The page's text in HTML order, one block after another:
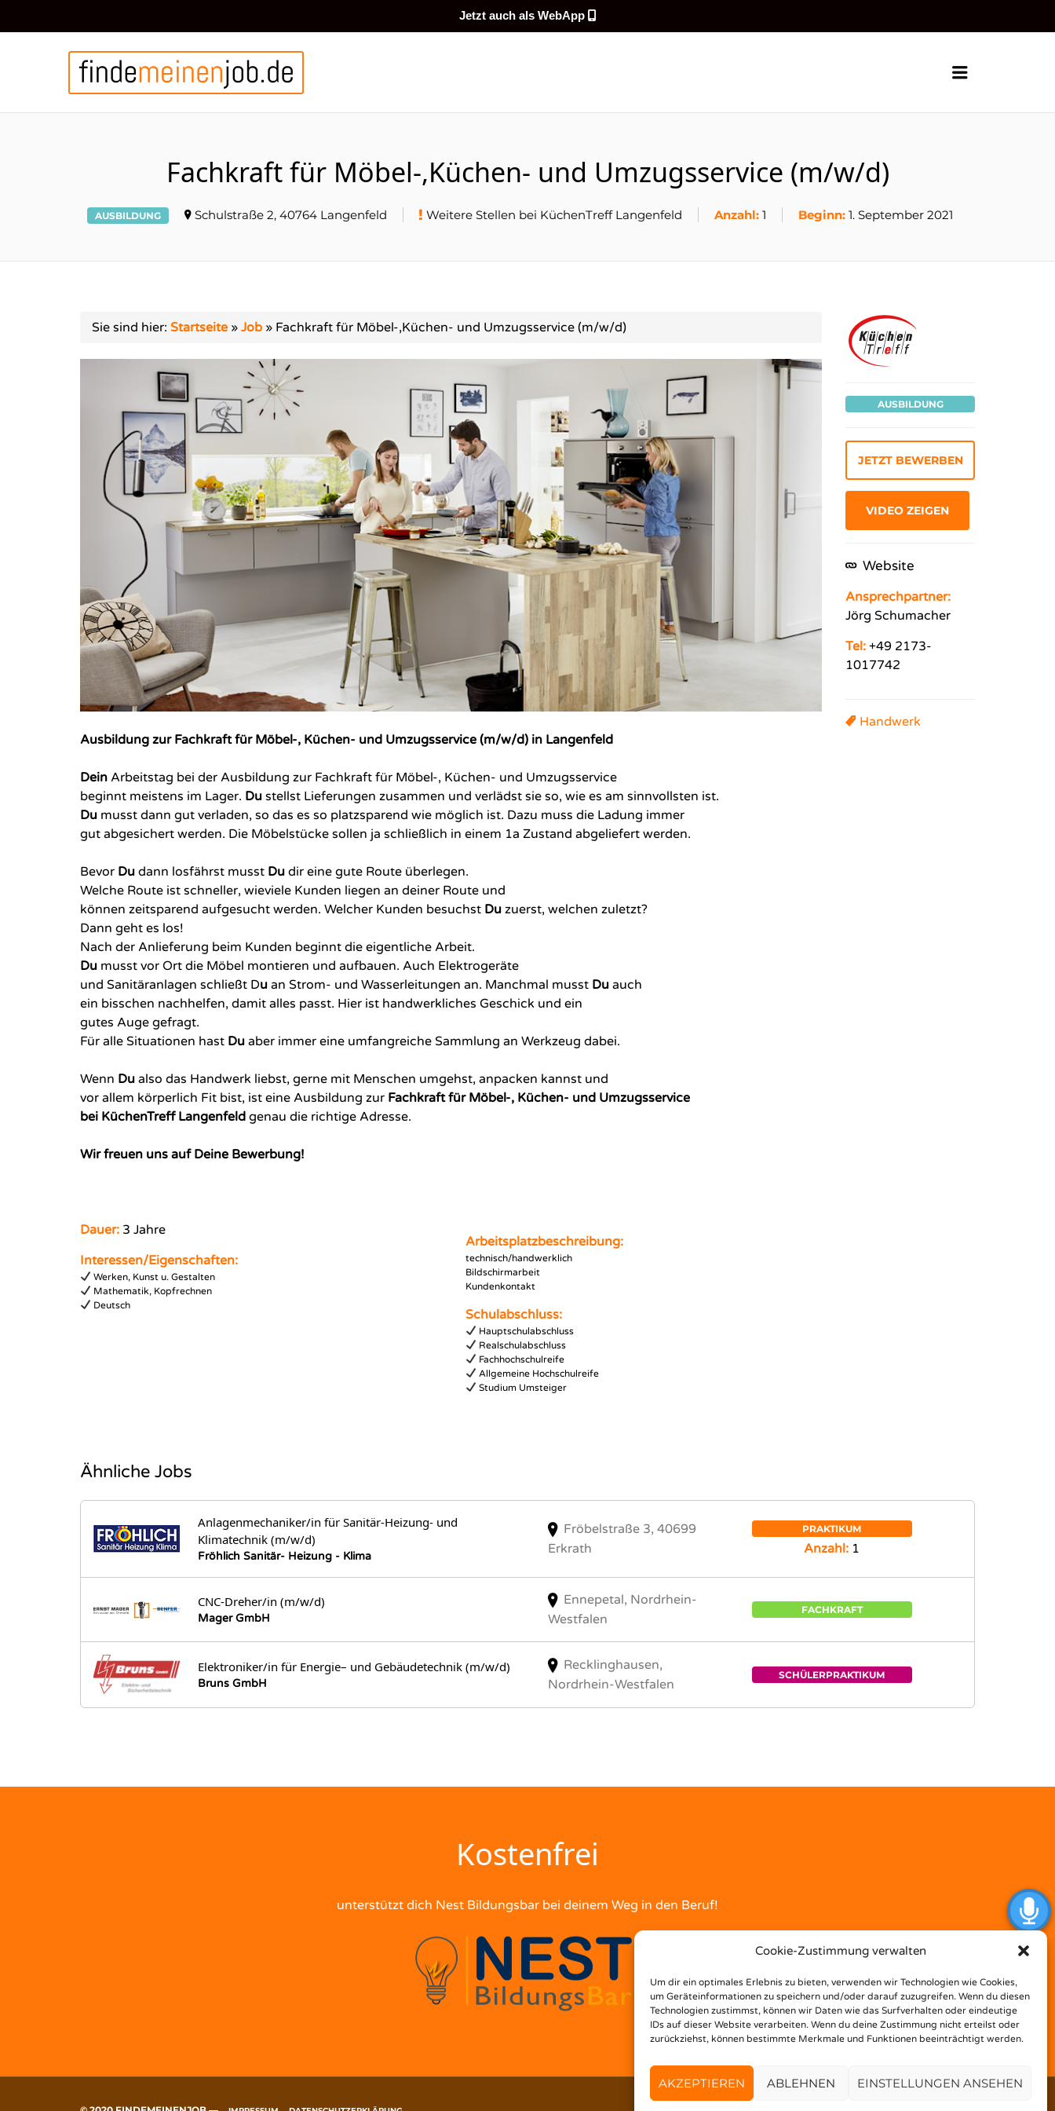
Jetzt auch als WebApp
Cookie-Zustimmung verwalten
Um dir ein optimales Erlebnis zu bieten, verwenden wir Technologien wie Cookies,
um Geräteinformationen zu speichern und/oder darauf zuzugreifen. Wenn du diesen
Technologien zustimmst, können wir Daten wie das Surfverhalten oder eindeutige
IDs auf dieser Website verarbeiten. Wenn du deine Zustimmung nicht erteilst oder
zurückziehst, können bestimmte Merkmale und Funktionen beeinträchtigt werden.
AKZEPTIEREN ABLEHNEN EINSTELLUNGEN ANSEHEN
Menu
Fachkraft für Möbel-,Küchen- und Umzugsservice (m/w/d)
AUSBILDUNG Schulstraße 2, 40764 Langenfeld Weitere Stellen bei KüchenTreff Langenfeld Anzahl:1 Beginn:1. September 2021
Sie sind hier: Startseite » Job » Fachkraft für Möbel-,Küchen- und Umzugsservice (m/w/d)
Ausbildung zur Fachkraft für Möbel-, Küchen- und Umzugsservice (m/w/d) in Langenfeld
Dein Arbeitstag bei der Ausbildung zur Fachkraft für Möbel-, Küchen- und Umzugsservice
beginnt meistens im Lager. Du stellst Lieferungen zusammen und verlädst sie so, wie es am sinnvollsten ist.
Du musst dann gut verladen, so das es so platzsparend wie möglich ist. Dazu muss die Ladung immer
gut abgesichert werden. Die Möbelstücke sollen ja schließlich in einem 1a Zustand abgeliefert werden.
Bevor Du dann losfährst musst Du dir eine gute Route überlegen.
Welche Route ist schneller, wieviele Kunden liegen an deiner Route und
können zeitsparend aufgesucht werden. Welcher Kunden besuchst Du zuerst, welchen zuletzt?
Dann geht es los!
Nach der Anlieferung beim Kunden beginnt die eigentliche Arbeit.
Du musst vor Ort die Möbel montieren und aufbauen. Auch Elektrogeräte
und Sanitäranlagen schließt Du an Strom- und Wasserleitungen an. Manchmal musst Du auch
ein bisschen nachhelfen, damit alles passt. Hier ist handwerkliches Geschick und ein
gutes Auge gefragt.
Für alle Situationen hast Du aber immer eine umfangreiche Sammlung an Werkzeug dabei.
Wenn Du also das Handwerk liebst, gerne mit Menschen umgehst, anpacken kannst und
vor allem körperlich Fit bist, ist eine Ausbildung zur Fachkraft für Möbel-, Küchen- und Umzugsservice
bei KüchenTreff Langenfeld genau die richtige Adresse.
Wir freuen uns auf Deine Bewerbung!
Arbeitsplatzbeschreibung:
technisch/handwerklich
Bildschirmarbeit
Kundenkontakt
Dauer: 3 Jahre
Interessen/Eigenschaften:
Werken, Kunst u. Gestalten
Mathematik, Kopfrechnen
Deutsch
Schulabschluss:
Hauptschulabschluss
Realschulabschluss
Fachhochschulreife
Allgemeine Hochschulreife
Studium Umsteiger
AUSBILDUNG
JETZT BEWERBEN
VIDEO ZEIGEN
Website
Ansprechpartner:
Jörg Schumacher
Tel: +49 2173-
1017742
Handwerk
Ähnliche Jobs
Anlagenmechaniker/in für Sanitär-Heizung- und
Klimatechnik (m/w/d)
Fröhlich Sanitär- Heizung - Klima
Fröbelstraße 3, 40699
Erkrath
PRAKTIKUM
Anzahl: 1
CNC-Dreher/in (m/w/d)
Mager GmbH
Ennepetal, Nordrhein-
Westfalen
FACHKRAFT
Elektroniker/in für Energie– und Gebäudetechnik (m/w/d)
Bruns GmbH
Recklinghausen,
Nordrhein-Westfalen
SCHÜLERPRAKTIKUM
Kostenfrei
unterstützt dich Nest Bildungsbar bei deinem Weg in den Beruf!